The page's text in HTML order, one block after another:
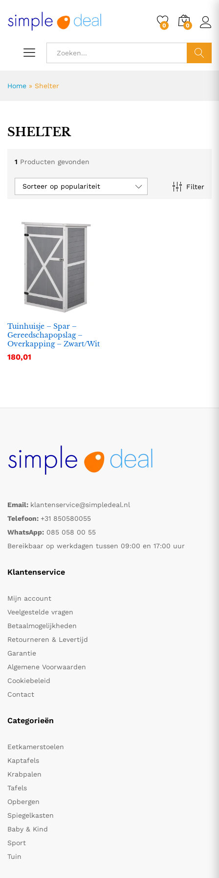
0 0
Home » Shelter
SHELTER
1 Producten gevonden
Filter
Sorteer op populariteit
Tuinhuisje – Spar –
Gereedschapopslag –
Overkapping – Zwart/Wit
180,01
Email: klantenservice@simpledeal.nl
Telefoon: +31 850580055
WhatsApp: 085 058 00 55
Bereikbaar op werkdagen tussen 09:00 en 17:00 uur
Klantenservice
Mijn account
Veelgestelde vragen
Betaalmogelijkheden
Retourneren & Levertijd
Garantie
Algemene Voorwaarden
Cookiebeleid
Contact
Categorieën
Eetkamerstoelen
Kaptafels
Krabpalen
Tafels
Opbergen
Spiegelkasten
Baby & Kind
Sport
Tuin